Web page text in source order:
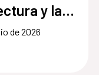
y la
de 2026